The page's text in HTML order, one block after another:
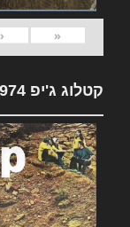
«
‹
קטלוג ג'יפ 1974